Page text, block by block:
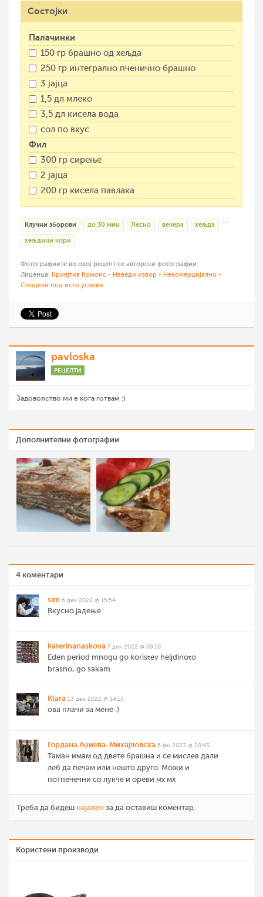
Состојки
Палачинки
150 гр брашно од хељда
250 гр интегрално пченично брашно
3 јајца
1,5 дл млеко
3,5 дл кисела вода
сол по вкус
Фил
300 гр сирење
2 јајца
200 гр кисела павлака
Клучни зборови до 30 мин Лесно вечера хељда
хељдини кори
Фотографиите во овој рецепт се авторски фотографии.
Лиценца: Криејтив Комонс - Наведи извор - Некомерцијално -
Сподели под исти услови
pavloska
РЕЦЕПТИ
Задоволство ми е кога готвам :)
Дополнителни фотографии
4 коментари
sim 6 дек 2022 @ 15:54
Вкусно јадење
katerinanaskova 7 дек 2022 @ 09:10
Eden period mnogu go koristev heljdinoto
brasno, go sakam
Klara 13 дек 2022 @ 14:15
ова плачи за мене :)
Гордана Аџиева-Михајловска 6 јан 2023 @ 20:43
Taман имам од двете брашна и се мислев дали
леб да печам или нешто друго. Можи и
потпечечни со лукче и ореви мх мх
Треба да бидеш најавен за да оставиш коментар.
Користени производи